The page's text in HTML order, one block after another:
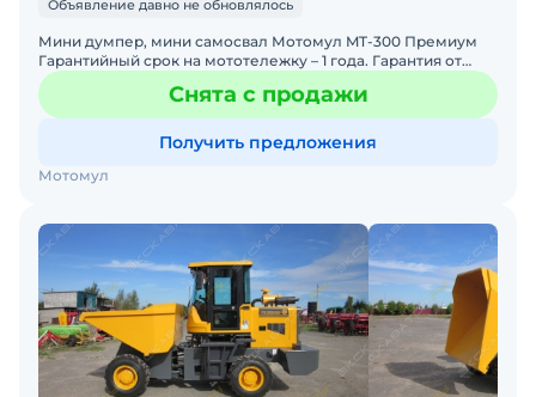
Объявление давно не обновлялось
Мини думпер, мини самосвал Мотомул MT-300 Премиум
Гарантийный срок на мототележку – 1 года. Гарантия от
сквозной коррозии – 10 лет. Гарантийный срок на двига
Снята с продажи
Получить предложения
Мотомул